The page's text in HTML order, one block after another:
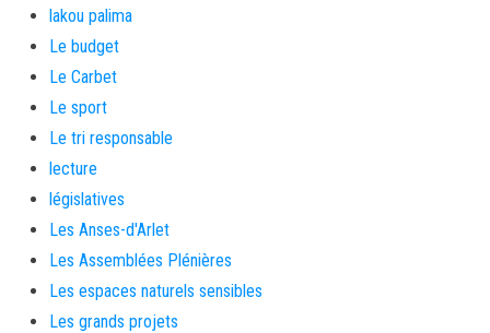
lakou palima
Le budget
Le Carbet
Le sport
Le tri responsable
lecture
législatives
Les Anses-d'Arlet
Les Assemblées Plénières
Les espaces naturels sensibles
Les grands projets